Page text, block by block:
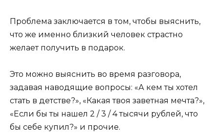
Проблема заключается в том, чтобы выяснить,
что же именно близкий человек страстно
желает получить в подарок.
Это можно выяснить во время разговора,
задавая наводящие вопросы: «А кем ты хотел
стать в детстве?», «Какая твоя заветная мечта?»,
«Если бы ты нашел 2 / 3 / 4 тысячи рублей, что
бы себе купил?» и прочие.